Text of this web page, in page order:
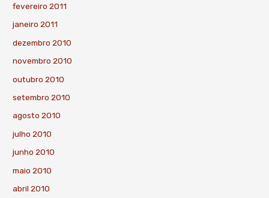
fevereiro 2011
janeiro 2011
dezembro 2010
novembro 2010
outubro 2010
setembro 2010
agosto 2010
julho 2010
junho 2010
maio 2010
abril 2010